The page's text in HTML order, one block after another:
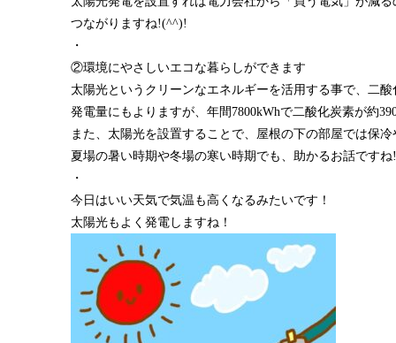
つながりますね!(^^)!
・
②環境にやさしいエコな暮らしができます
太陽光というクリーンなエネルギーを活用する事で、二
発電量にもよりますが、年間7800kWhで二酸化炭素が約
また、太陽光を設置することで、屋根の下の部屋では保
夏場の暑い時期や冬場の寒い時期でも、助かるお話です
・
今日はいい天気で気温も高くなるみたいです！
太陽光もよく発電しますね！